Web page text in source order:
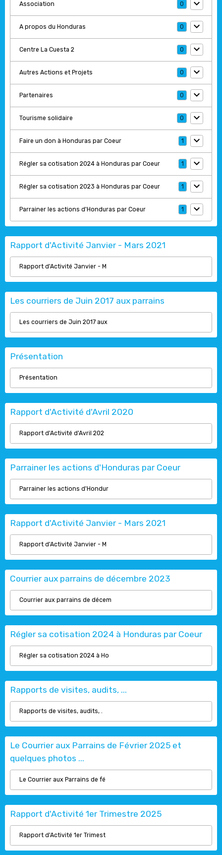
Association 0
A propos du Honduras 0
Centre La Cuesta 2 0
Autres Actions et Projets 0
Partenaires 0
Tourisme solidaire 0
Faire un don à Honduras par Coeur 1
Régler sa cotisation 2024 à Honduras par Coeur 1
Régler sa cotisation 2023 à Honduras par Coeur 1
Parrainer les actions d'Honduras par Coeur 1
Rapport d'Activité Janvier - Mars 2021
Rapport d'Activité Janvier - M
Les courriers de Juin 2017 aux parrains
Les courriers de Juin 2017 aux
Présentation
Présentation
Rapport d'Activité d'Avril 2020
Rapport d'Activité d'Avril 202
Parrainer les actions d'Honduras par Coeur
Parrainer les actions d'Hondur
Rapport d'Activité Janvier - Mars 2021
Rapport d'Activité Janvier - M
Courrier aux parrains de décembre 2023
Courrier aux parrains de décem
Régler sa cotisation 2024 à Honduras par Coeur
Régler sa cotisation 2024 à Ho
Rapports de visites, audits, ...
Rapports de visites, audits, .
Le Courrier aux Parrains de Février 2025 et
quelques photos ...
Le Courrier aux Parrains de fé
Rapport d'Activité 1er Trimestre 2025
Rapport d'Activité 1er Trimest